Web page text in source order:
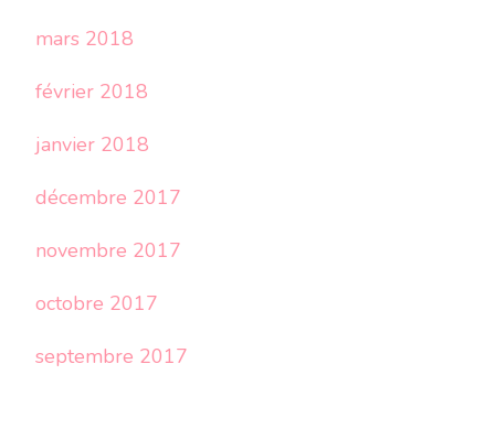
mars 2018
février 2018
janvier 2018
décembre 2017
novembre 2017
octobre 2017
septembre 2017